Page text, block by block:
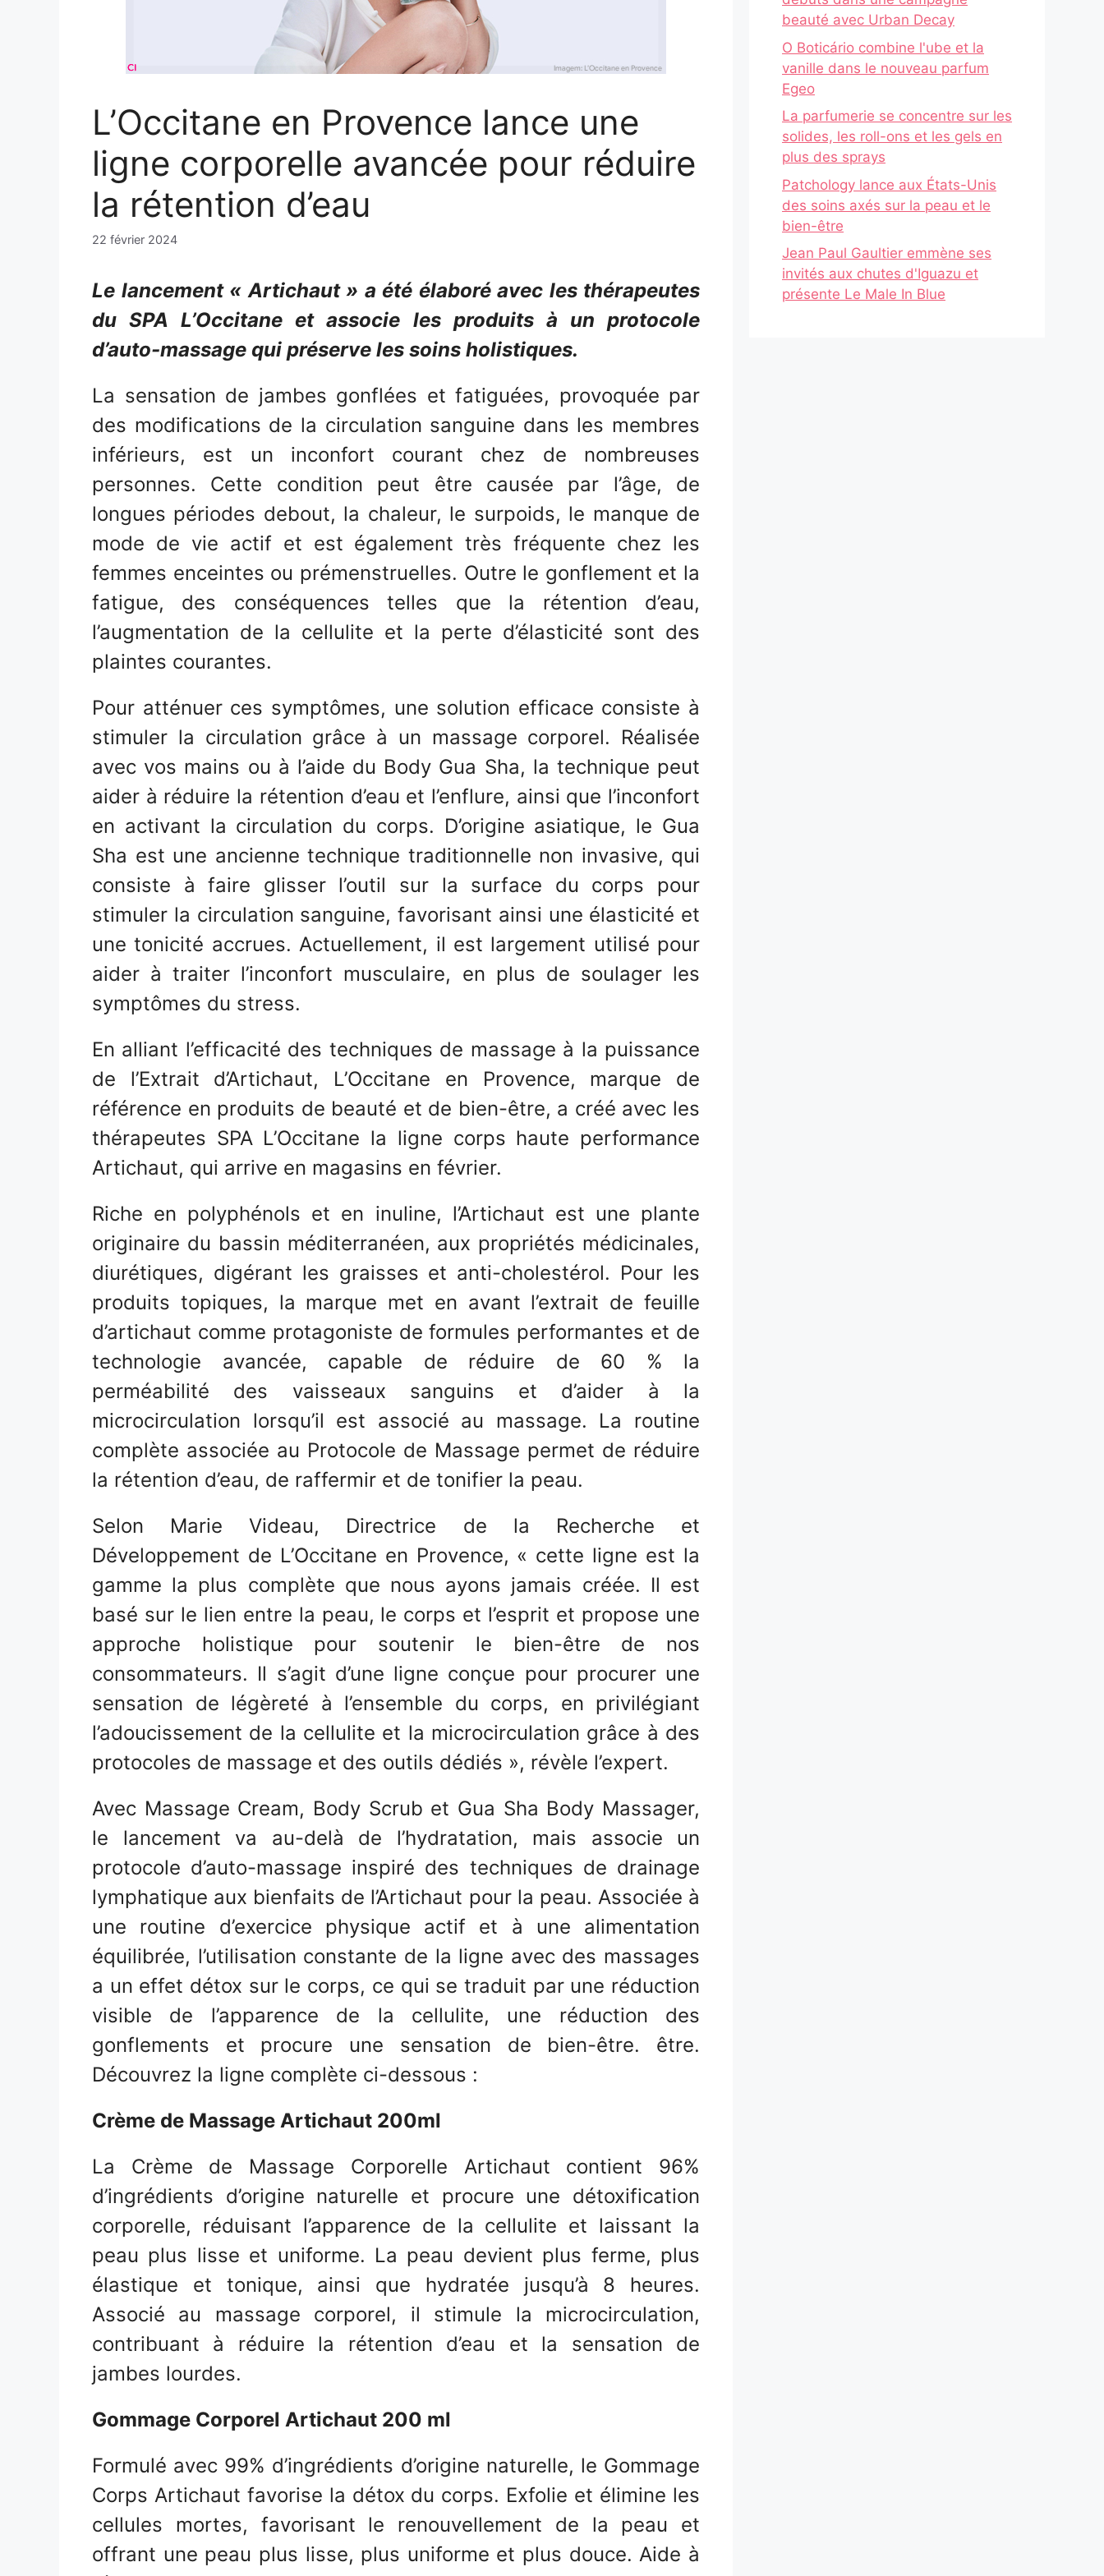
L’Occitane en Provence lance une
ligne corporelle avancée pour réduire
la rétention d’eau
22 février 2024
Le lancement « Artichaut » a été élaboré avec les thérapeutes
du SPA L’Occitane et associe les produits à un protocole
d’auto-massage qui préserve les soins holistiques.
La sensation de jambes gonflées et fatiguées, provoquée par
des modifications de la circulation sanguine dans les membres
inférieurs, est un inconfort courant chez de nombreuses
personnes. Cette condition peut être causée par l’âge, de
longues périodes debout, la chaleur, le surpoids, le manque de
mode de vie actif et est également très fréquente chez les
femmes enceintes ou prémenstruelles. Outre le gonflement et la
fatigue, des conséquences telles que la rétention d’eau,
l’augmentation de la cellulite et la perte d’élasticité sont des
plaintes courantes.
Pour atténuer ces symptômes, une solution efficace consiste à
stimuler la circulation grâce à un massage corporel. Réalisée
avec vos mains ou à l’aide du Body Gua Sha, la technique peut
aider à réduire la rétention d’eau et l’enflure, ainsi que l’inconfort
en activant la circulation du corps. D’origine asiatique, le Gua
Sha est une ancienne technique traditionnelle non invasive, qui
consiste à faire glisser l’outil sur la surface du corps pour
stimuler la circulation sanguine, favorisant ainsi une élasticité et
une tonicité accrues. Actuellement, il est largement utilisé pour
aider à traiter l’inconfort musculaire, en plus de soulager les
symptômes du stress.
En alliant l’efficacité des techniques de massage à la puissance
de l’Extrait d’Artichaut, L’Occitane en Provence, marque de
référence en produits de beauté et de bien-être, a créé avec les
thérapeutes SPA L’Occitane la ligne corps haute performance
Artichaut, qui arrive en magasins en février.
Riche en polyphénols et en inuline, l’Artichaut est une plante
originaire du bassin méditerranéen, aux propriétés médicinales,
diurétiques, digérant les graisses et anti-cholestérol. Pour les
produits topiques, la marque met en avant l’extrait de feuille
d’artichaut comme protagoniste de formules performantes et de
technologie avancée, capable de réduire de 60 % la
perméabilité des vaisseaux sanguins et d’aider à la
microcirculation lorsqu’il est associé au massage. La routine
complète associée au Protocole de Massage permet de réduire
la rétention d’eau, de raffermir et de tonifier la peau.
Selon Marie Videau, Directrice de la Recherche et
Développement de L’Occitane en Provence, « cette ligne est la
gamme la plus complète que nous ayons jamais créée. Il est
basé sur le lien entre la peau, le corps et l’esprit et propose une
approche holistique pour soutenir le bien-être de nos
consommateurs. Il s’agit d’une ligne conçue pour procurer une
sensation de légèreté à l’ensemble du corps, en privilégiant
l’adoucissement de la cellulite et la microcirculation grâce à des
protocoles de massage et des outils dédiés », révèle l’expert.
Avec Massage Cream, Body Scrub et Gua Sha Body Massager,
le lancement va au-delà de l’hydratation, mais associe un
protocole d’auto-massage inspiré des techniques de drainage
lymphatique aux bienfaits de l’Artichaut pour la peau. Associée à
une routine d’exercice physique actif et à une alimentation
équilibrée, l’utilisation constante de la ligne avec des massages
a un effet détox sur le corps, ce qui se traduit par une réduction
visible de l’apparence de la cellulite, une réduction des
gonflements et procure une sensation de bien-être. être.
Découvrez la ligne complète ci-dessous :
Crème de Massage Artichaut 200ml
La Crème de Massage Corporelle Artichaut contient 96%
d’ingrédients d’origine naturelle et procure une détoxification
corporelle, réduisant l’apparence de la cellulite et laissant la
peau plus lisse et uniforme. La peau devient plus ferme, plus
élastique et tonique, ainsi que hydratée jusqu’à 8 heures.
Associé au massage corporel, il stimule la microcirculation,
contribuant à réduire la rétention d’eau et la sensation de
jambes lourdes.
Gommage Corporel Artichaut 200 ml
Formulé avec 99% d’ingrédients d’origine naturelle, le Gommage
Corps Artichaut favorise la détox du corps. Exfolie et élimine les
cellules mortes, favorisant le renouvellement de la peau et
offrant une peau plus lisse, plus uniforme et plus douce. Aide à
beauté avec Urban Decay
O Boticário combine l'ube et la
vanille dans le nouveau parfum
Egeo
La parfumerie se concentre sur les
solides, les roll-ons et les gels en
plus des sprays
Patchology lance aux États-Unis
des soins axés sur la peau et le
bien-être
Jean Paul Gaultier emmène ses
invités aux chutes d'Iguazu et
présente Le Male In Blue